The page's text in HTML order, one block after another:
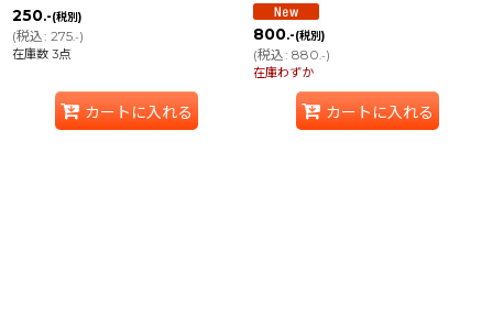
250.-(税別)
(税込: 275.-)
在庫数 3点
カートに入れる
800.-(税別)
(税込: 880.-)
在庫わずか
カートに入れる